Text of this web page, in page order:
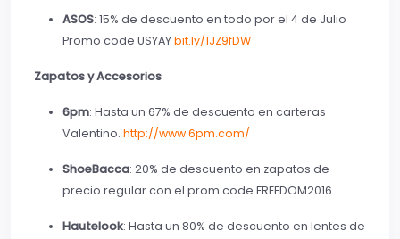
ASOS: 15% de descuento en todo por el 4 de Julio
Promo code USYAYbit.ly/1JZ9fDW
Zapatos y Accesorios
6pm: Hasta un 67% de descuento en carteras
Valentino. http://www.6pm.com/
ShoeBacca: 20% de descuento en zapatos de
precio regular con el prom code FREEDOM2016.
Hautelook: Hasta un 80% de descuento en lentes de